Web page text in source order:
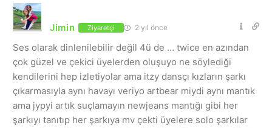
Jimin Ziyaretçi 2 yıl önce
Ses olarak dinlenilebilir değil 4ü de … twice en azından
çok güzel ve çekici üyelerden oluşuyo ne söylediği
kendilerini hep izletiyolar ama itzy dansçı kızların şarkı
çıkarmasıyla aynı havayı veriyo artbear miydi aynı mantık
ama jypyi artık suçlamayın newjeans mantığı gibi her
şarkıyı tanıtıp her şarkıya mv çekti üyelere solo şarkılar